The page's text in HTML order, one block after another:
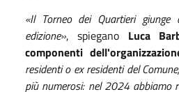
«Il Torneo dei Quartieri giunge
edizione», spiegano Luca
componenti
residenti o ex residenti del
più numerosi: nel 2024 abbiamo